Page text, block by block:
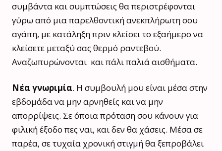
συμβάντα και συμπτώσεις θα περιστρέφονται
γύρω από μια παρελθοντική ανεκπλήρωτη σου
αγάπη, με κατάληξη πριν κλείσει το εξαήμερο να
κλείσετε μεταξύ σας θερμό ραντεβού.
Αναζωπυρώνονται και πάλι παλιά αισθήματα.
Νέα γνωριμία. Η συμβουλή μου είναι μέσα στην
εβδομάδα να μην αρνηθείς και να μην
απορρίψεις. Σε όποια πρόταση σου κάνουν για
φιλική έξοδο πες ναι, και δεν θα χάσεις. Μέσα σε
παρέα, σε τυχαία χρονική στιγμή θα ξεπροβάλει